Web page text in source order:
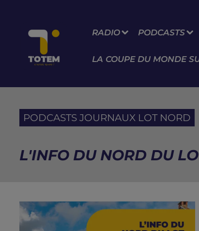
RADIO PODCASTS
LA COUPE DU MONDE
PODCASTS JOURNAUX LOT NORD
L'INFO DU NORD DU